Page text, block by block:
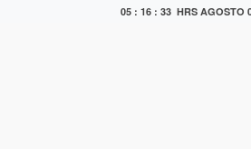
05 : 16 : 34 HRS AGOSTO